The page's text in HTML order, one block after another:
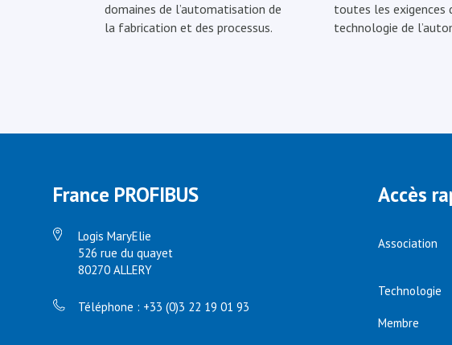
domaines de l’automatisation de
la fabrication et des processus.
toutes les exigences
technologie de
France PROFIBUS
Logis MaryElie
526 rue du quayet
80270 ALLERY
Téléphone : +33 (0)3 22 19 01 93
Accès
Association
Technologie
Membre